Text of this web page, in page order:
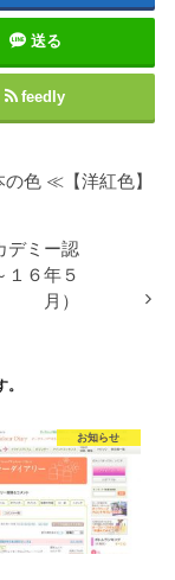
送る
feedly
色 ≪【洋紅色】
デミー認
１６年５
月）
お知らせ